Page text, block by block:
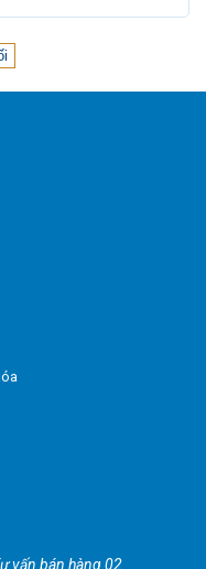
vấn bán hàng 02